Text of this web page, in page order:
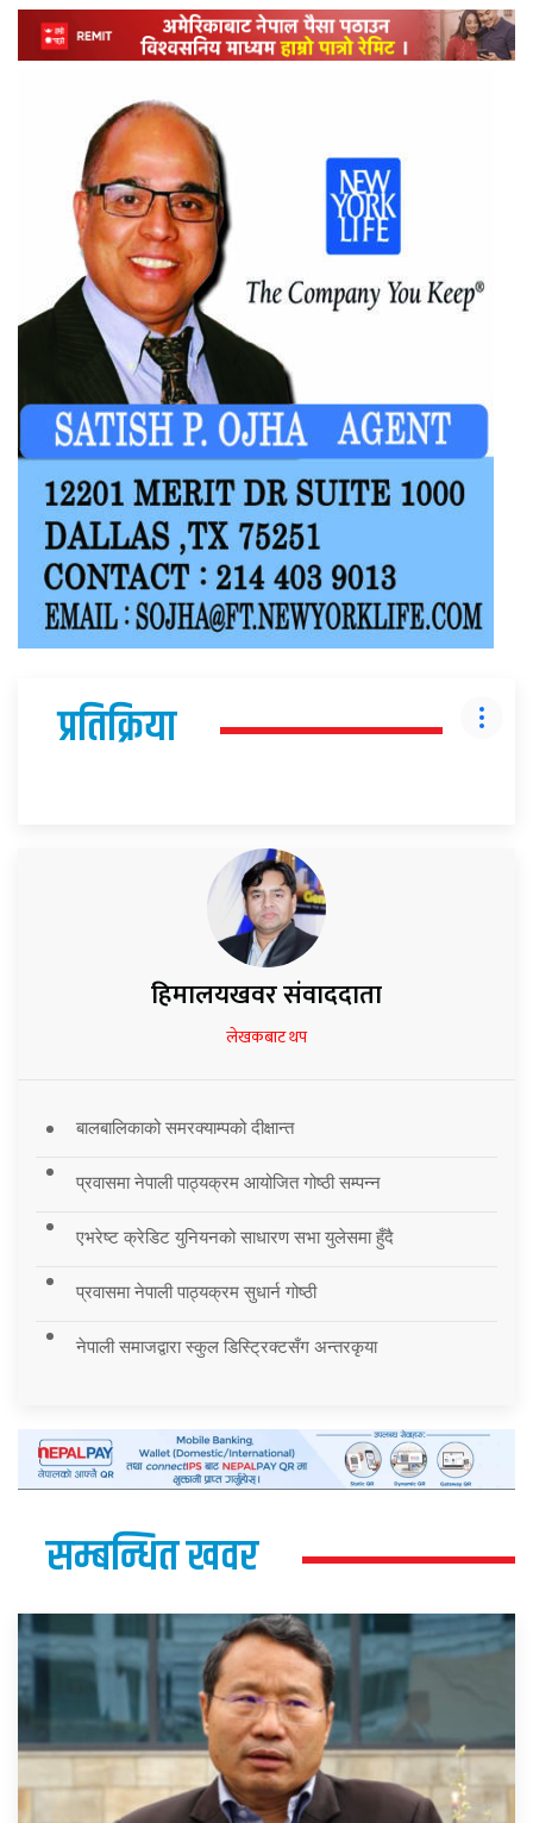
प्रतिक्रिया
हिमालयखवर संवाददाता
लेखकबाट थप
बालबालिकाको समरक्याम्पको दीक्षान्त
प्रवासमा नेपाली पाठ्यक्रम आयोजित गोष्ठी सम्पन्न
एभरेष्ट क्रेडिट युनियनको साधारण सभा युलेसमा हुँदै
प्रवासमा नेपाली पाठ्यक्रम सुधार्न गोष्ठी
नेपाली समाजद्वारा स्कुल डिस्ट्रिक्टसँग अन्तरकृया
सम्बन्धित खवर